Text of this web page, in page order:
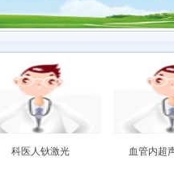
节骨
等的诊
评审
疗事故技
经外科临
作，特别
出血、
神经外科
至今在国
论文10
院长,主
西医结
新余市
。一直从
有扎实
丰富的临
病、
腔医院院
科医人钬激光 血管内超声